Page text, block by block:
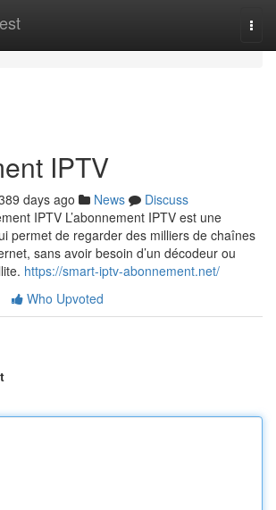
IPTV
days ago News
Discuss
IPTV L’abonnement IPTV est une
permet de regarder des milliers de chaînes
sans avoir besoin d’un décodeur ou
https://smart-iptv-abonnement.net/
Who Upvoted